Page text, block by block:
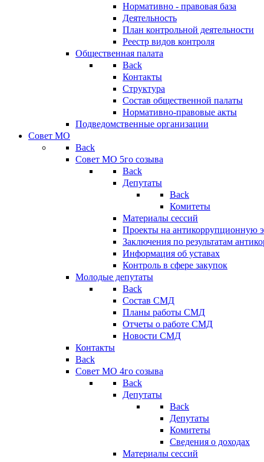
Нормативно - правовая база
Деятельность
План контрольной деятельности
Реестр видов контроля
Общественная палата
Back
Контакты
Структура
Состав общественной палаты
Нормативно-правовые акты
Подведомственные организации
Совет МО
Back
Совет МО 5го созыва
Back
Депутаты
Back
Комитеты
Материалы сессий
Проекты на антикоррупционную
Заключения по результатам
Информация об уставах
Контроль в сфере закупок
Молодые депутаты
Back
Состав СМД
Планы работы СМД
Отчеты о работе СМД
Новости СМД
Контакты
Back
Совет МО 4го созыва
Back
Депутаты
Back
Депутаты
Комитеты
Сведения о доходах
Материалы сессий